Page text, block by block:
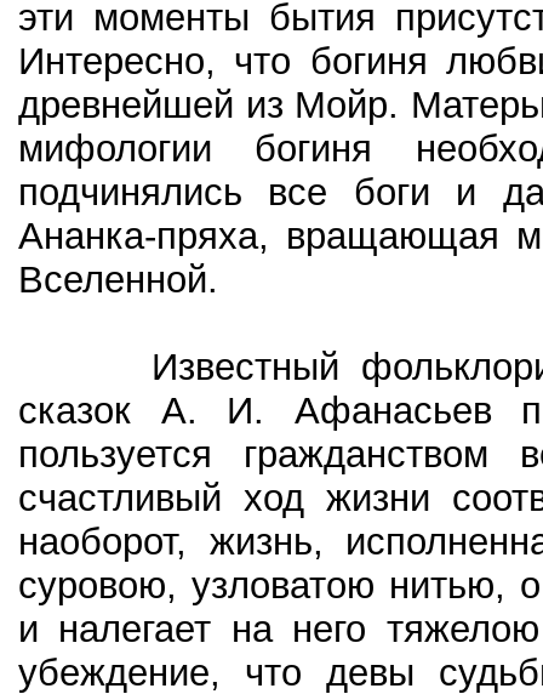
эти моменты бытия
Интересно, что богиня
древнейшей из Мойр.
мифологии богиня
подчинялись все боги и
Ананка-пряха, вращающая
Вселенной.
Известный
сказок А. И. Афанасьев
пользуется гражданством
счастливый ход жизни
наоборот, жизнь,
суровою, узловатою нитью,
и налегает на него
убеждение, что девы